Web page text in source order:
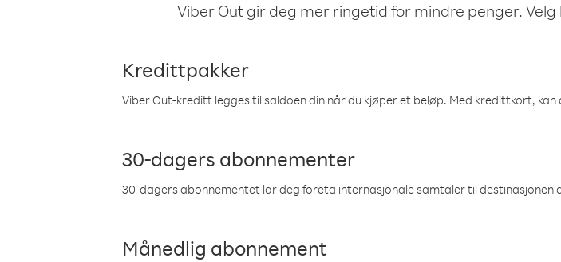
Viber Out gir deg mer ringetid for mindre penger.
Kredittpakker
Viber Out-kreditt legges til saldoen din når du kjøper et beløp. Med kredittkort, kan
30-dagers abonnementer
30-dagers abonnementet lar deg foreta internasjonale samtaler til destinasjonen
Månedlig abonnement